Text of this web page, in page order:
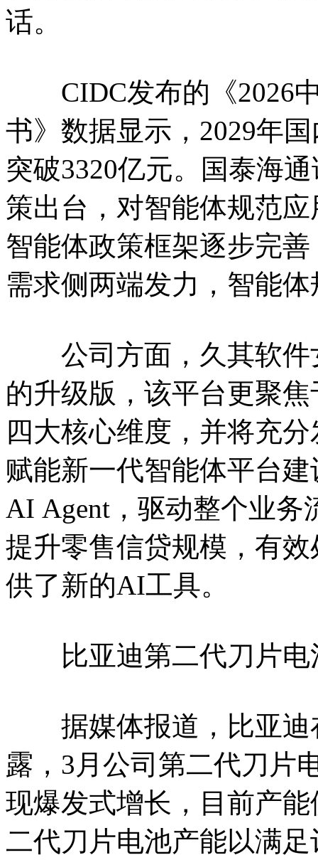
话。
CIDC发布的《2026中
书》数据显示，2029年
突破3320亿元。国泰海
策出台，对智能体规范
智能体政策框架逐步完
需求侧两端发力，智能
公司方面，久其软件
的升级版，该平台更聚
四大核心维度，并将充
赋能新一代智能体平台
AI Agent，驱动整个业
提升零售信贷规模，有
供了新的AI工具。
比亚迪第二代刀片电
据媒体报道，比亚迪
露，3月公司第二代刀片
现爆发式增长，目前产
二代刀片电池产能以满